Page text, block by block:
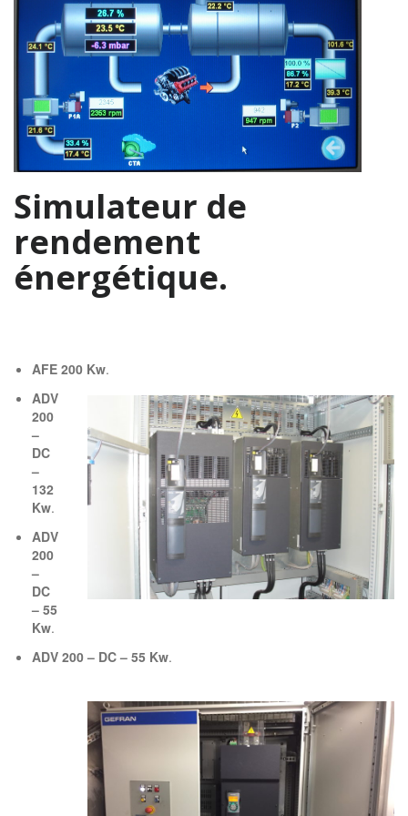
Simulateur de
rendement
énergétique.
AFE 200 Kw.
ADV
200
–
DC
–
132
Kw.
ADV
200
–
DC
– 55
Kw.
ADV 200 – DC – 55 Kw.